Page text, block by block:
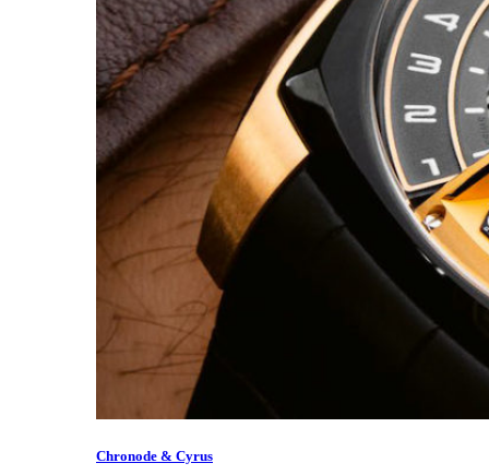
Chronode & Cyrus